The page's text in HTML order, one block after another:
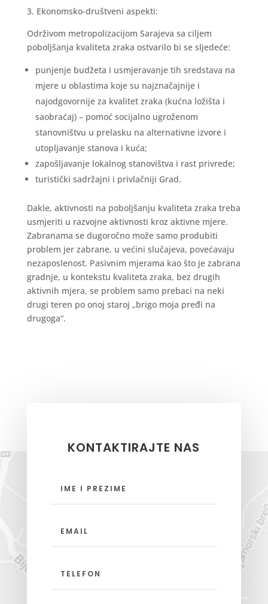
3. Ekonomsko-društveni aspekti:
Održivom metropolizacijom Sarajeva sa ciljem
poboljšanja kvaliteta zraka ostvarilo bi se sljedeće:
punjenje budžeta i usmjeravanje tih sredstava na
mjere u oblastima koje su najznačajnije i
najodgovornije za kvalitet zraka (kućna ložišta i
saobraćaj) – pomoć socijalno ugroženom
stanovništvu u prelasku na alternativne izvore i
utopljavanje stanova i kuća;
zapošljavanje lokalnog stanovištva i rast privrede;
turistički sadržajni i privlačniji Grad.
Dakle, aktivnosti na poboljšanju kvaliteta zraka treba
usmjeriti u razvojne aktivnosti kroz aktivne mjere.
Zabranama se dugoročno može samo produbiti
problem jer zabrane, u većini slučajeva, povećavaju
nezaposlenost. Pasivnim mjerama kao što je zabrana
gradnje, u kontekstu kvaliteta zraka, bez drugih
aktivnih mjera, se problem samo prebaci na neki
drugi teren po onoj staroj „brigo moja pređi na
drugoga“.
KONTAKTIRAJTE NAS